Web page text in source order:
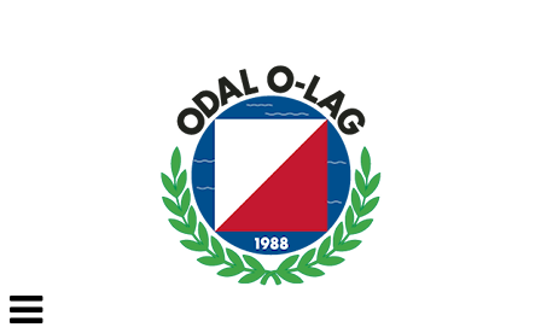
Veksle
navigasjon